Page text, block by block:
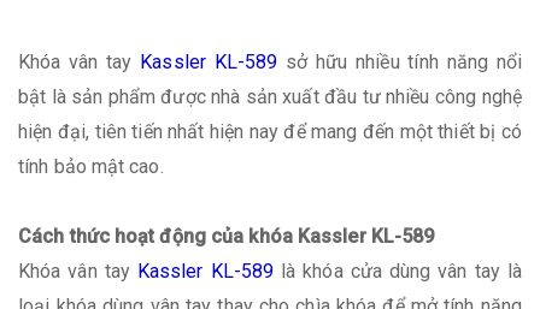
Khóa vân tay Kassler KL-589 sở hữu nhiều tính năng nổi
bật là sản phẩm được nhà sản xuất đầu tư nhiều công nghệ
hiện đại, tiên tiến nhất hiện nay để mang đến một thiết bị có
tính bảo mật cao.
Cách thức hoạt động của khóa Kassler KL-589
Khóa vân tay Kassler KL-589 là khóa cửa dùng vân tay là